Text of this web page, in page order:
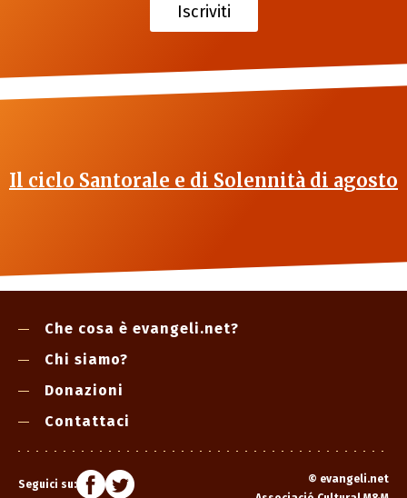
Iscriviti
Il ciclo Santorale e di Solennità di agosto
Che cosa è evangeli.net?
Chi siamo?
Donazioni
Contattaci
Seguici su: © evangeli.net